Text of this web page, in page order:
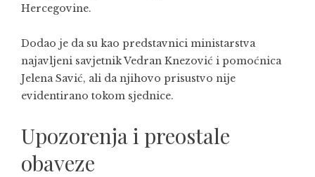
Hercegovine.
Dodao je da su kao predstavnici ministarstva
najavljeni savjetnik Vedran Knezović i pomoćnica
Jelena Savić, ali da njihovo prisustvo nije
evidentirano tokom sjednice.
Upozorenja i preostale
obaveze